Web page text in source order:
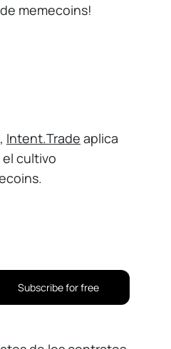
memecoins!
Intent.Trade aplica
cultivo
Subscribe for free